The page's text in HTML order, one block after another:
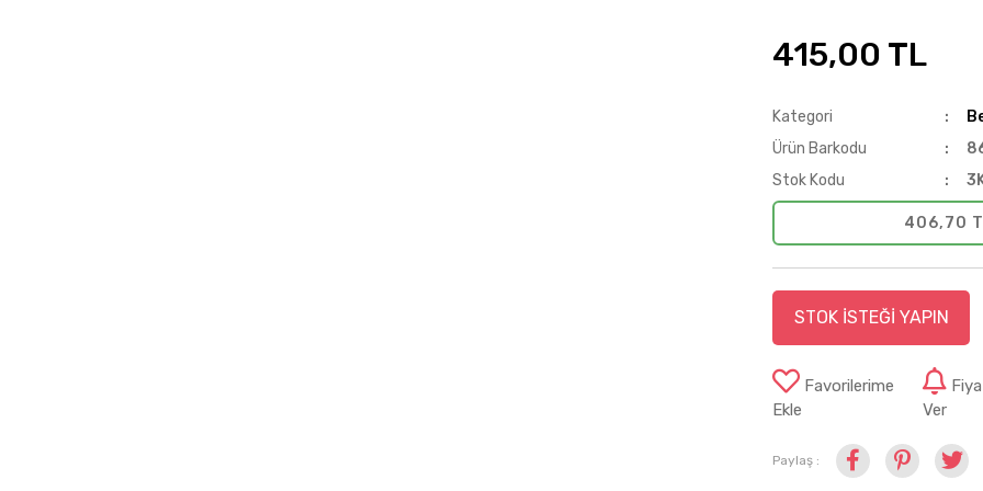
415,00 TL
Kategori
Ürün Barkodu
Stok Kodu
406,70
STOK İSTEĞİ YAPIN
Favorilerime
Ekle
Ver
Paylaş :